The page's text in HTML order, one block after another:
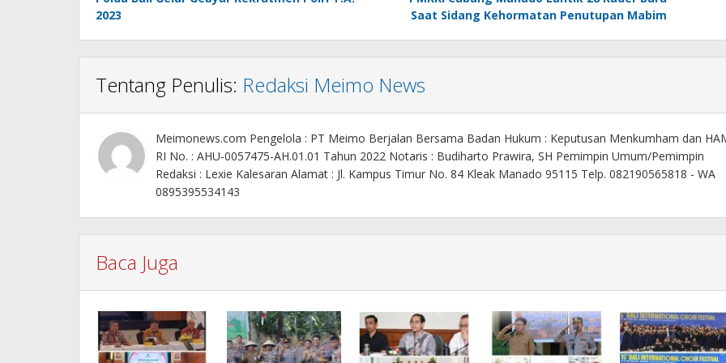
pos
2023
Saat Sidang Kehormatan Penutupan Mabim
Tentang Penulis: Redaksi Meimo News
Meimonews.com Pengelola : PT Meimo Berjalan Bersama Badan Hukum : Keputusan Menkumham dan
RI No. : AHU-0057475-AH.01.01 Tahun 2022 Notaris : Budiharto Prawira, SH Pemimpin Umum/Pemimpin
Redaksi : Lexie Kalesaran Alamat : Jl. Kampus Timur No. 84 Kleak Manado 95115 Telp. 082190565818 - WA
0895395534143
Baca Juga